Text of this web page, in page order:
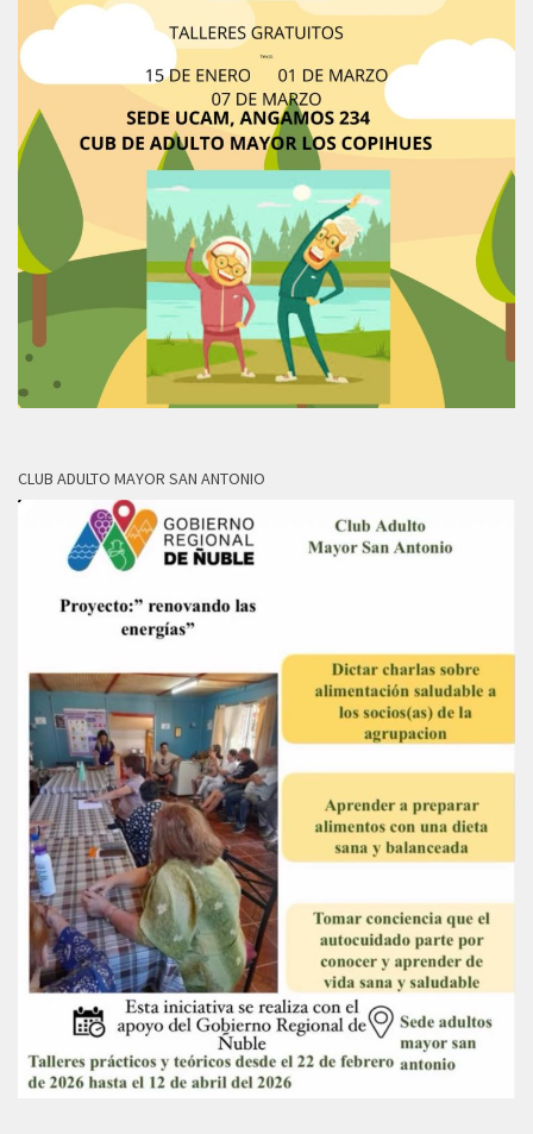
CLUB ADULTO MAYOR SAN ANTONIO